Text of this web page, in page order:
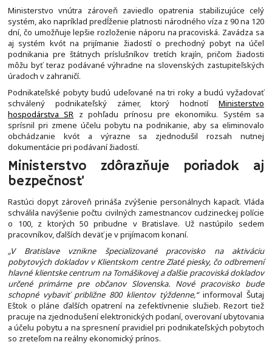
Ministerstvo vnútra zároveň zaviedlo opatrenia stabilizujúce celý
systém, ako napríklad predĺženie platnosti národného víza z 90 na 120
dní, čo umožňuje lepšie rozloženie náporu na pracoviská. Zavádza sa
aj systém kvót na prijímanie žiadostí o prechodný pobyt na účel
podnikania pre štátnych príslušníkov tretích krajín, pričom žiadosti
môžu byť teraz podávané výhradne na slovenských zastupiteľských
úradoch v zahraničí.
Podnikateľské pobyty budú udeľované na tri roky a budú vyžadovať
schválený podnikateľský zámer, ktorý hodnotí Ministerstvo
hospodárstva SR z pohľadu prínosu pre ekonomiku. Systém sa
sprísnil pri zmene účelu pobytu na podnikanie, aby sa eliminovalo
obchádzanie kvót a výrazne sa zjednodušil rozsah nutnej
dokumentácie pri podávaní žiadostí.
Ministerstvo zdôrazňuje poriadok aj
bezpečnosť
Rastúci dopyt zároveň prináša zvýšenie personálnych kapacít. Vláda
schválila navýšenie počtu civilných zamestnancov cudzineckej polície
o 100, z ktorých 50 pribudne v Bratislave. Už nastúpilo sedem
pracovníkov, ďalších deväť je v prijímacom konaní.
„V Bratislave vznikne špecializované pracovisko na aktiváciu
pobytových dokladov v Klientskom centre Zlaté piesky, čo odbremení
hlavné klientske centrum na Tomášikovej a ďalšie pracoviská dokladov
určené primárne pre občanov Slovenska. Nové pracovisko bude
schopné vybaviť približne 800 klientov týždenne,“informoval Šutaj
Eštok o pláne ďalších opatrení na zefektívnenie služieb. Rezort tiež
pracuje na zjednodušení elektronických podaní, overovaní ubytovania
a účelu pobytu a na spresnení pravidiel pri podnikateľských pobytoch
so zreteľom na reálny ekonomický prínos.